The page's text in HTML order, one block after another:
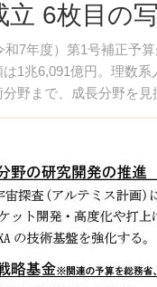
立 6枚目の
7年度）第1号補正予
1兆6,091億円。理数
野まで、成長分野を見